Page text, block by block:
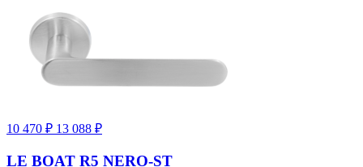
10 470 ₽ 13 088 ₽
LE BOAT R5 NERO-ST